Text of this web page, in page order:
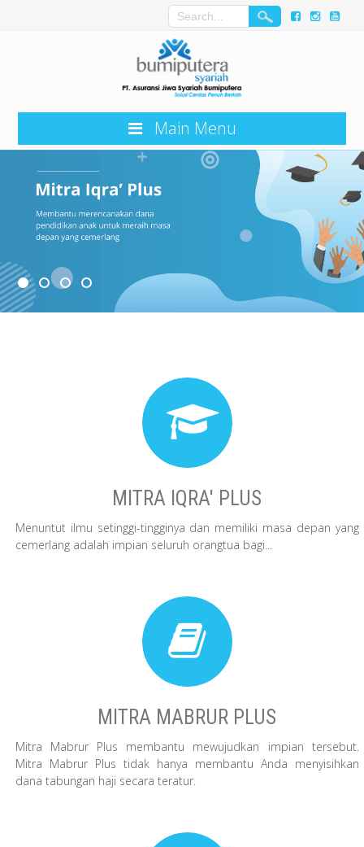
Main Menu
MITRA IQRA' PLUS
Menuntut ilmu setinggi-tingginya dan memiliki masa depan yang
cemerlang adalah impian seluruh orangtua bagi...
MITRA MABRUR PLUS
Mitra Mabrur Plus membantu mewujudkan impian tersebut.
Mitra Mabrur Plus tidak hanya membantu Anda menyisihkan
dana tabungan haji secara teratur.